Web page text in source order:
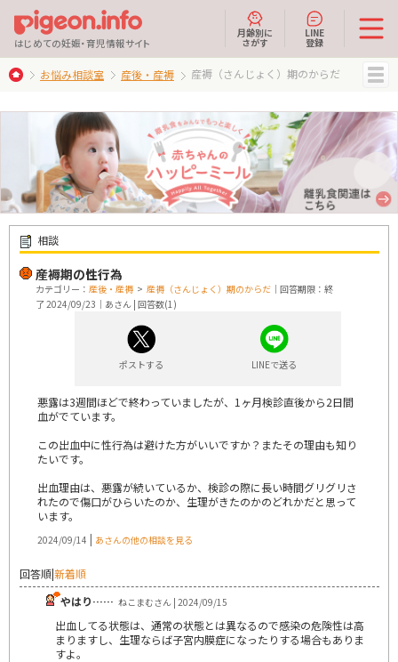
はじめての妊娠・育児情報サイト
月齢別に
さがす
LINE
登録
お悩み相談室 産後・産褥 産褥（さんじょく）期のからだ
相談
産褥期の性行為
カテゴリー： 産後・産褥 > 産褥（さんじょく）期のからだ ｜回答期限：終
了 2024/09/23｜あさん | 回答数(1)
ポストする LINEで送る
悪露は3週間ほどで終わっていましたが、1ヶ月検診直後から2日間
血がでています。
この出血中に性行為は避けた方がいいですか？またその理由も知り
たいです。
出血理由は、悪露が続いているか、検診の際に長い時間グリグリさ
れたので傷口がひらいたのか、生理がきたのかのどれかだと思って
います。
2024/09/14 | あさんの他の相談を見る
回答順|新着順
やはり…… ねこまむさん | 2024/09/15
出血してる状態は、通常の状態とは異なるので感染の危険性は高
まりますし、生理ならば子宮内膜症になったりする場合もありま
すよ。